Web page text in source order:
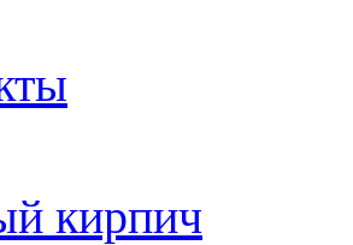
кирпич